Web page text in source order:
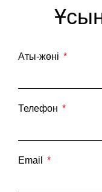
Аты-жөні
Телефон
Email